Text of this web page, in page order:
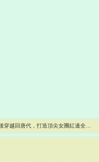
穿越回唐代，打造頂尖女團紅邊全
球，富豪們豪擲千金只為看她們表演！#【我在古代搞女团】#短劇 #短劇全集